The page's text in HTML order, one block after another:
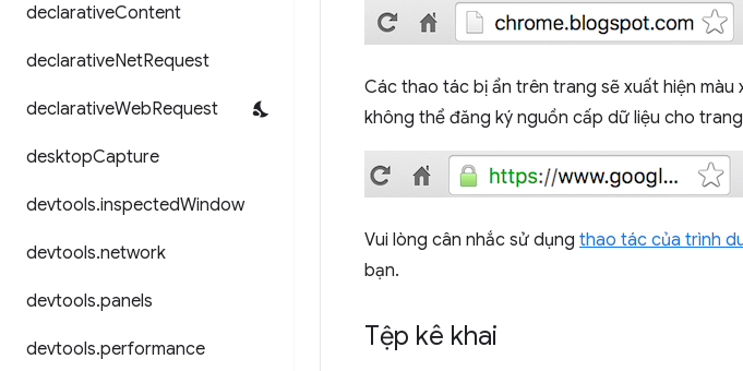
declarativeContent
declarativeNetRequest
declarativeWebRequest
desktopCapture
devtools.inspectedWindow
devtools.network
devtools.panels
devtools.performance
Các thao tác bị ẩn trên trang sẽ xuất hiện màu
không thể đăng ký nguồn cấp dữ liệu cho
Vui lòng cân nhắc sử dụng thao tác của trình
bạn.
Tệp kê khai